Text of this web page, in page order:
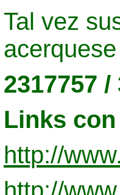
Tal vez
2317757 /
Links
http://